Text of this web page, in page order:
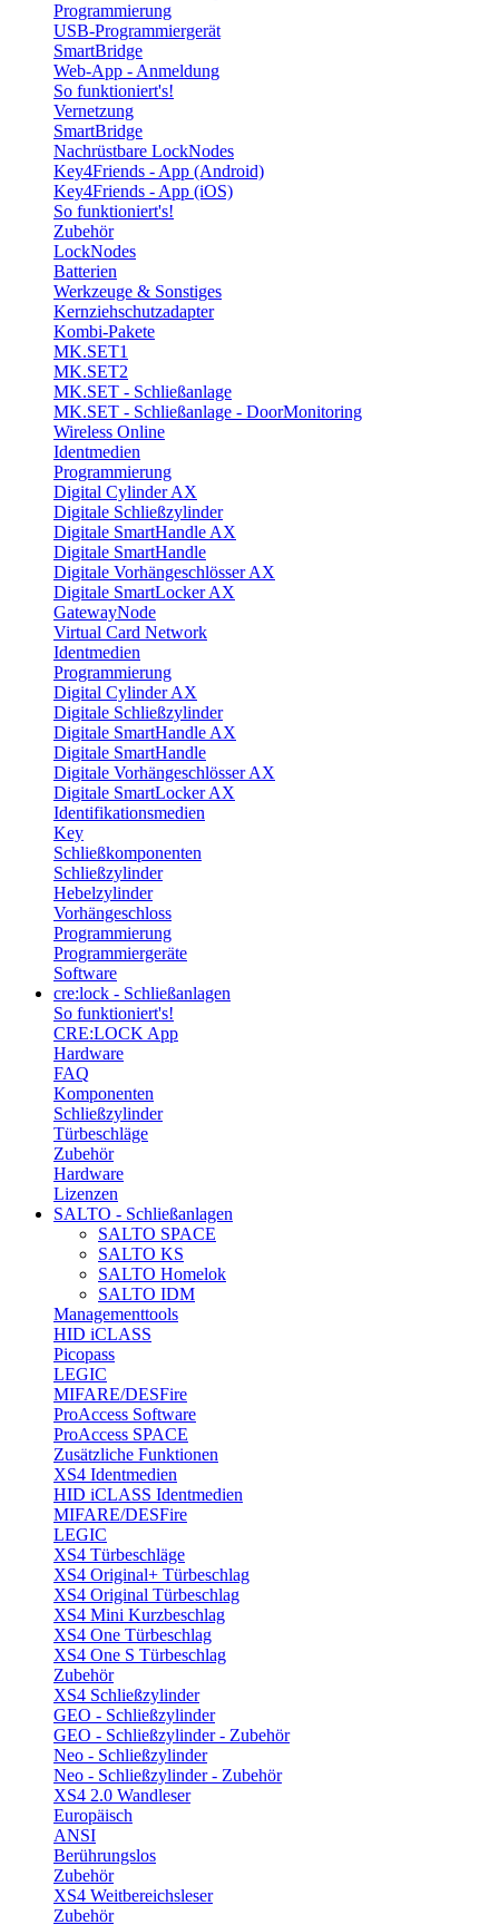
Programmierung
USB-Programmiergerät
SmartBridge
Web-App - Anmeldung
So funktioniert's!
Vernetzung
SmartBridge
Nachrüstbare LockNodes
Key4Friends - App (Android)
Key4Friends - App (iOS)
So funktioniert's!
Zubehör
LockNodes
Batterien
Werkzeuge & Sonstiges
Kernziehschutzadapter
Kombi-Pakete
MK.SET1
MK.SET2
MK.SET - Schließanlage
MK.SET - Schließanlage - DoorMonitoring
Wireless Online
Identmedien
Programmierung
Digital Cylinder AX
Digitale Schließzylinder
Digitale SmartHandle AX
Digitale SmartHandle
Digitale Vorhängeschlösser AX
Digitale SmartLocker AX
GatewayNode
Virtual Card Network
Identmedien
Programmierung
Digital Cylinder AX
Digitale Schließzylinder
Digitale SmartHandle AX
Digitale SmartHandle
Digitale Vorhängeschlösser AX
Digitale SmartLocker AX
Identifikationsmedien
Key
Schließkomponenten
Schließzylinder
Hebelzylinder
Vorhängeschloss
Programmierung
Programmiergeräte
Software
cre:lock - Schließanlagen
So funktioniert's!
CRE:LOCK App
Hardware
FAQ
Komponenten
Schließzylinder
Türbeschläge
Zubehör
Hardware
Lizenzen
SALTO - Schließanlagen
SALTO SPACE
SALTO KS
SALTO Homelok
SALTO IDM
Managementtools
HID iCLASS
Picopass
LEGIC
MIFARE/DESFire
ProAccess Software
ProAccess SPACE
Zusätzliche Funktionen
XS4 Identmedien
HID iCLASS Identmedien
MIFARE/DESFire
LEGIC
XS4 Türbeschläge
XS4 Original+ Türbeschlag
XS4 Original Türbeschlag
XS4 Mini Kurzbeschlag
XS4 One Türbeschlag
XS4 One S Türbeschlag
Zubehör
XS4 Schließzylinder
GEO - Schließzylinder
GEO - Schließzylinder - Zubehör
Neo - Schließzylinder
Neo - Schließzylinder - Zubehör
XS4 2.0 Wandleser
Europäisch
ANSI
Berührungslos
Zubehör
XS4 Weitbereichsleser
Zubehör